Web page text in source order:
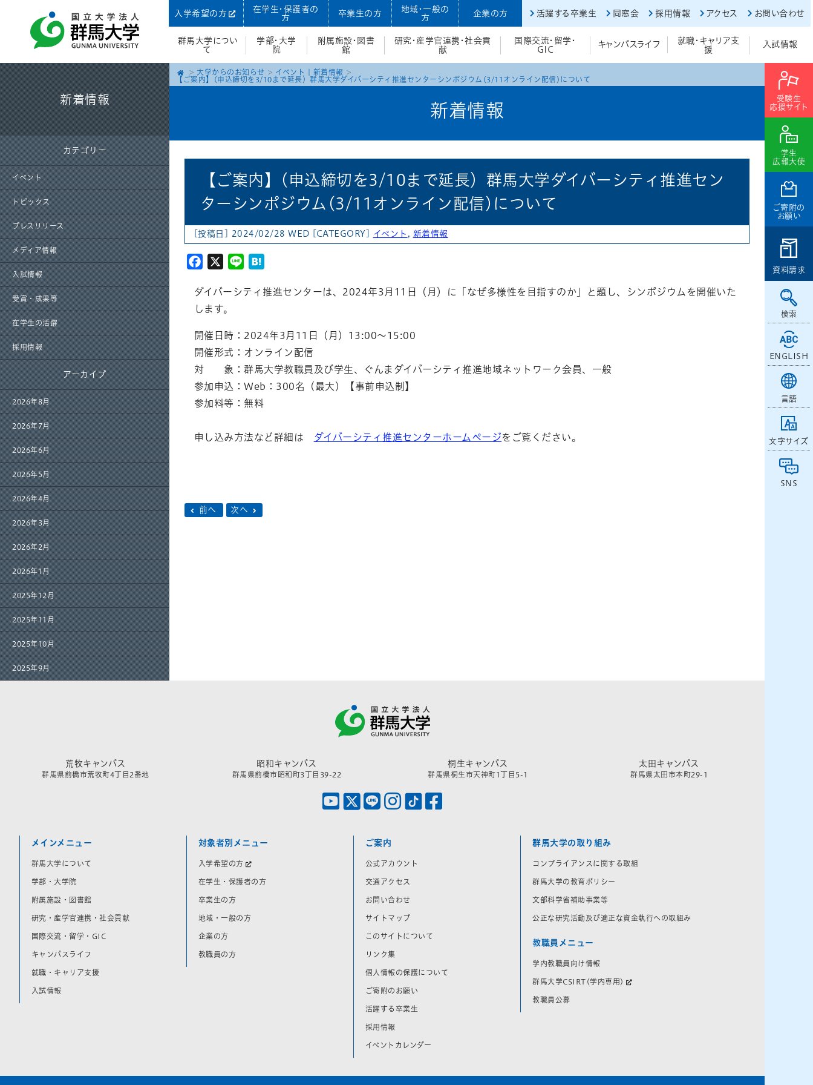
入学希望の方
在学生・保護者の
方
卒業生の方
地域・一般の
方
企業の方 活躍する卒業生 同窓会 採用情報 アクセス お問い合わせ
群馬大学につい
て
学部・大学
院
附属施設・図書
館
研究・産学官連携・社会貢
献
国際交流・留学・
GIC
キャンパスライフ
就職・キャリア支
援
入試情報
受験生
応援サイト
学生
広報大使
ご寄附の
お願い
資料請求
検索
ENGLISH
言語
文字サイズ
SNS
新着情報
カテゴリー
イベント
トピックス
プレスリリース
メディア情報
入試情報
受賞・成果等
在学生の活躍
採用情報
アーカイブ
2026年8月
2026年7月
2026年6月
2026年5月
2026年4月
2026年3月
2026年2月
2026年1月
2025年12月
2025年11月
2025年10月
2025年9月
大学からのお知らせ イベント
新着情報
【ご案内】(申込締切を3/10まで延長）群馬大学ダイバーシティ推進センターシンポジウム(3/11オンライン配信)について
新着情報
【ご案内】(申込締切を3/10まで延長）群馬大学ダイバーシティ推進セン
ターシンポジウム(3/11オンライン配信)について
[投稿日] 2024/02/28 WED [CATEGORY] イベント , 新着情報
Facebook
X Line
ダイバーシティ推進センターは、2024年3月11日（月）に「なぜ多様性を目指すのか」と題し、シンポジウムを開催いた
します。
開催日時：2024年3月11日（月）13:00～15:00
開催形式：オンライン配信
対 象：群馬大学教職員及び学生、ぐんまダイバーシティ推進地域ネットワーク会員、一般
参加申込：Web：300名（最大）【事前申込制】
参加料等：無料
申し込み方法など詳細は ダイバーシティ推進センターホームページをご覧ください。
前へ 次へ
荒牧キャンパス
群馬県前橋市荒牧町4丁目2番地
昭和キャンパス
群馬県前橋市昭和町3丁目39-22
桐生キャンパス
群馬県桐生市天神町1丁目5-1
太田キャンパス
群馬県太田市本町29-1
メインメニュー
群馬大学について
学部・大学院
附属施設・図書館
研究・産学官連携・社会貢献
国際交流・留学・GIC
キャンパスライフ
就職・キャリア支援
入試情報
対象者別メニュー
入学希望の方
在学生・保護者の方
卒業生の方
地域・一般の方
企業の方
教職員の方
ご案内
公式アカウント
交通アクセス
お問い合わせ
サイトマップ
このサイトについて
リンク集
個人情報の保護について
ご寄附のお願い
活躍する卒業生
採用情報
イベントカレンダー
群馬大学の取り組み
コンプライアンスに関する取組
群馬大学の教育ポリシー
文部科学省補助事業等
公正な研究活動及び適正な資金執行への取組み
教職員メニュー
学内教職員向け情報
群馬大学CSIRT(学内専用)
教職員公募